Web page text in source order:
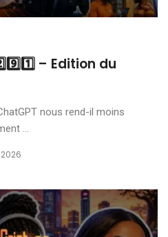
– Edition du
nous rend-il moins
...